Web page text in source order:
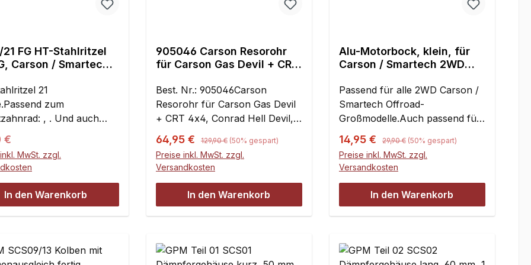
FG HT-Stahlritzel
Carson / Smartech
21
zum
, . Und auch
zu FG Profil
, .Nitriergehärtet,
FG,
/ Smartech Glattbahn
Gewindeschrauben
sind im Lieferumfang
Preis:
€
MwSt. zzgl.
In den Warenkorb
905046 Carson Resorohr
für Carson Gas Devil + CRT
Smartech Titan - Set
Best. Nr.: 905046Carson
Resorohr für Carson Gas Devil
+ CRT 4x4, Conrad Hell Devil,
Smartech Titan - SetAlu-
Resorohr für niedrige Montage
zwischen den Rädern. Lieferung
erfolgt komplett mit Krümmer
und Befestigungsmaterial.Bei
der Montage am Thunderbolt
muß die Karosse ein wenig
für den Krümmer zu schaffen.
Verkaufspreis:
64,95 € Regulärer Preis:
129,90 € (50% gespart)
Preise inkl. MwSt. zzgl.
Versandkosten
In den Warenkorb
Alu-Motorbock, klein, für
Carson / Smartech 2WD
Passend für alle 2WD Carson /
Smartech Offroad-
Großmodelle.Auch passend für
GP Buggy Chassis "Big Pyro"
von Reely.CNC gefräster
Motorbock zum direkten
Austausch gegen das
serienmäßige Plastikteil,
temperaturbeständig und
verwindungsfest. Lieferung
Befestigungsmaterial.
Verkaufspreis:
14,95 € Regulärer Preis:
29,90 € (50% gespart)
Preise inkl. MwSt. zzgl.
Versandkosten
In den Warenkorb